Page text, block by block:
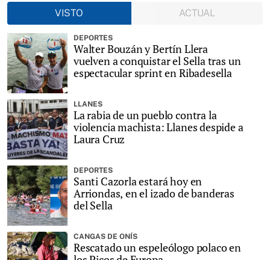
VISTO
ACTUAL
DEPORTES
Walter Bouzán y Bertín Llera
vuelven a conquistar el Sella tras un
espectacular sprint en Ribadesella
LLANES
La rabia de un pueblo contra la
violencia machista: Llanes despide a
Laura Cruz
DEPORTES
Santi Cazorla estará hoy en
Arriondas, en el izado de banderas
del Sella
CANGAS DE ONÍS
Rescatado un espeleólogo polaco en